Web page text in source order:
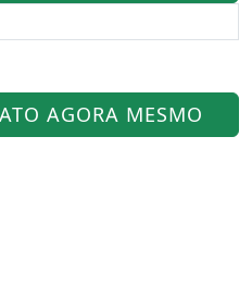
AGORA MESMO